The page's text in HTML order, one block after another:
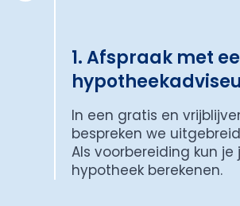
1. Afspraak met
In een gratis en
bespreken we
Als voorbereiding kun
hypotheek berekenen.